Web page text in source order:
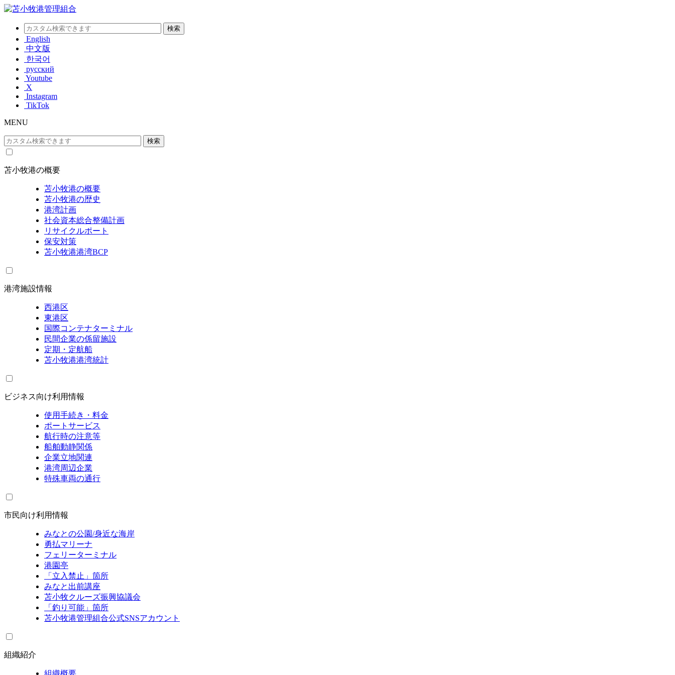
English
中文版
한국어
русский
Youtube
X
Instagram
TikTok
MENU
苫小牧港の概要
苫小牧港の概要
苫小牧港の歴史
港湾計画
社会資本総合整備計画
リサイクルポート
保安対策
苫小牧港港湾BCP
港湾施設情報
西港区
東港区
国際コンテナターミナル
民間企業の係留施設
定期・定航船
苫小牧港港湾統計
ビジネス向け利用情報
使用手続き・料金
ポートサービス
航行時の注意等
船舶動静関係
企業立地関連
港湾周辺企業
特殊車両の通行
市民向け利用情報
みなとの公園/身近な海岸
勇払マリーナ
フェリーターミナル
港園亭
「立入禁止」箇所
みなと出前講座
苫小牧クルーズ振興協議会
「釣り可能」箇所
苫小牧港管理組合公式SNSアカウント
組織紹介
組織概要